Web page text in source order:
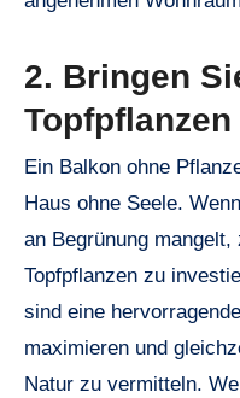
2. Bringen
Ein Balkon ohne
Haus ohne Seele.
an Begrünung
Topfpflanzen zu
sind eine
maximieren und
Natur zu vermitteln.